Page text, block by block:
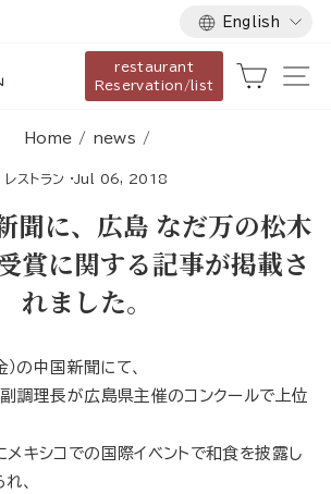
Language
English
restaurant
Reservation/list
Cart
Home / news /
レストラン · Jul 06, 2018
聞に、広島 なだ万の松木
賞に関する記事が掲載さ
れました。
の中国新聞にて、
調理長が広島県主催のコンクールで上位
キシコでの国際イベントで和食を披露し
、